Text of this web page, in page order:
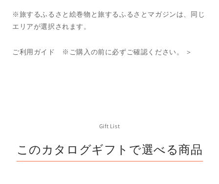
量
を
ら
量
を
や
※旅するふるさと絵巻物と旅するふるさとマガジンは、同じ
エリアが選択されます。
ご利用ガイド ※ご購入の前に必ずご確認ください。 ＞
Gift List
このカタログギフトで選べる商品